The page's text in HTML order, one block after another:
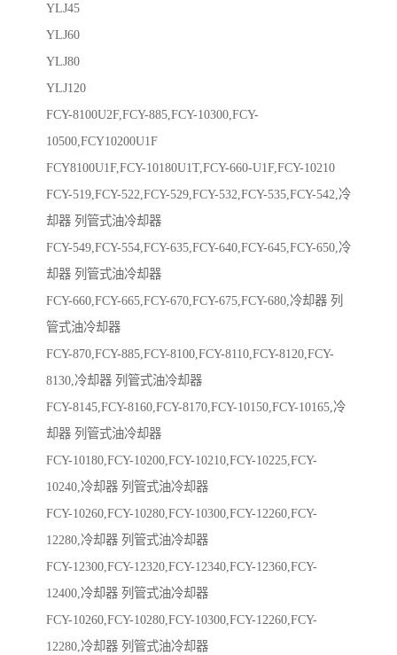
YLJ45
YLJ60
YLJ80
YLJ120
FCY-8100U2F,FCY-885,FCY-10300,FCY-
10500,FCY10200U1F
FCY8100U1F,FCY-10180U1T,FCY-660-U1F,FCY-10210
FCY-519,FCY-522,FCY-529,FCY-532,FCY-535,FCY-542,冷
却器 列管式油冷却器
FCY-549,FCY-554,FCY-635,FCY-640,FCY-645,FCY-650,冷
却器 列管式油冷却器
FCY-660,FCY-665,FCY-670,FCY-675,FCY-680,冷却器 列
管式油冷却器
FCY-870,FCY-885,FCY-8100,FCY-8110,FCY-8120,FCY-
8130,冷却器 列管式油冷却器
FCY-8145,FCY-8160,FCY-8170,FCY-10150,FCY-10165,冷
却器 列管式油冷却器
FCY-10180,FCY-10200,FCY-10210,FCY-10225,FCY-
10240,冷却器 列管式油冷却器
FCY-10260,FCY-10280,FCY-10300,FCY-12260,FCY-
12280,冷却器 列管式油冷却器
FCY-12300,FCY-12320,FCY-12340,FCY-12360,FCY-
12400,冷却器 列管式油冷却器
FCY-10260,FCY-10280,FCY-10300,FCY-12260,FCY-
12280,冷却器 列管式油冷却器